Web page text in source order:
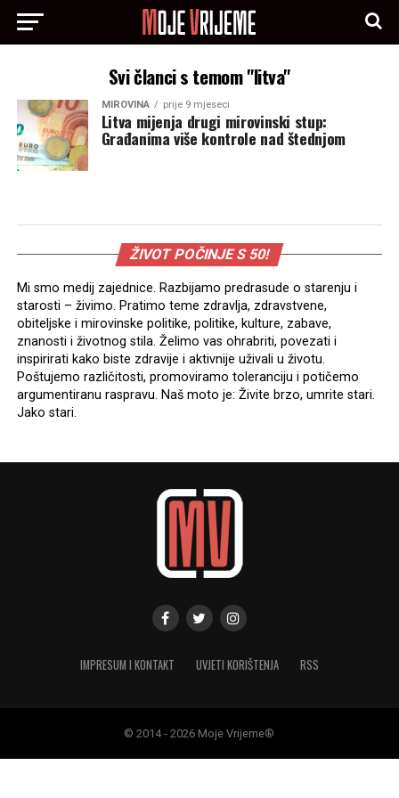
Svi članci s temom "litva"
MIROVINA prije 9 mjeseci
Litva mijenja drugi mirovinski stup:
Građanima više kontrole nad štednjom
ŽIVOT POČINJE S 50!
Mi smo medij zajednice. Razbijamo predrasude o starenju i
starosti – živimo. Pratimo teme zdravlja, zdravstvene,
obiteljske i mirovinske politike, politike, kulture, zabave,
znanosti i životnog stila. Želimo vas ohrabriti, povezati i
inspirirati kako biste zdravije i aktivnije uživali u životu.
Poštujemo različitosti, promoviramo toleranciju i potičemo
argumentiranu raspravu. Naš moto je: Živite brzo, umrite stari.
Jako stari.
IMPRESUM I KONTAKT UVJETI KORIŠTENJA RSS
© 2014 - 2026 Moje Vrijeme®